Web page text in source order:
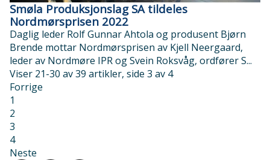
Smøla Produksjonslag SA tildeles
Nordmørsprisen 2022
Daglig leder Rolf Gunnar Ahtola og produsent Bjørn
Brende mottar Nordmørsprisen av Kjell Neergaard,
leder av Nordmøre IPR og Svein Roksvåg, ordfører S...
Viser 21-30 av39 artikler, side 3 av 4
Forrige
1
2
3
4
Neste